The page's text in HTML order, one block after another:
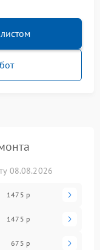
08.08.2026
1475 р
1475 р
675 р